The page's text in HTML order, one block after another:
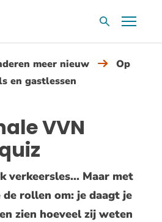
ZoekvakMenu
meer nieuw
Op
en gastlessen
VVN
verkeersles... Maar met
de rollen om: je daagt je
zien hoeveel zij weten